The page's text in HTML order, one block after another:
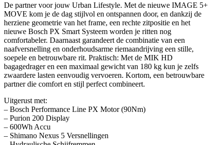
De partner voor jouw Urban Lifestyle. Met de nieuwe IMAGE 5+
MOVE kom je de dag stijlvol en ontspannen door, en dankzij de
herziene geometrie van het frame, een rechte zitpositie en het
nieuwe Bosch PX Smart Systeem worden je ritten nog
comfortabeler. Daarnaast garandeert de combinatie van een
naafversnelling en onderhoudsarme riemaandrijving een stille,
soepele en betrouwbare rit. Praktisch: Met de MIK HD
bagagedrager en een maximaal gewicht van 180 kg kun je zelfs
zwaardere lasten eenvoudig vervoeren. Kortom, een betrouwbare
partner die comfort en stijl perfect combineert.
Uitgerust met:
– Bosch Performance Line PX Motor (90Nm)
– Purion 200 Display
– 600Wh Accu
– Shimano Nexus 5 Versnellingen